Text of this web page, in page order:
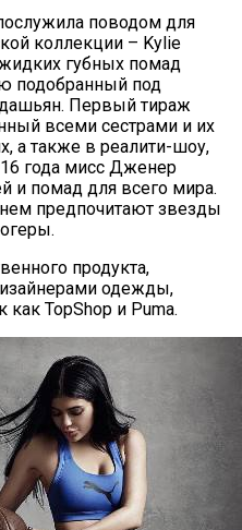
поводом для
коллекции – Kylie
губных помад
подобранный под
Первый тираж
всеми сестрами и их
а также в реалити-шоу,
года мисс Дженер
и помад для всего мира.
предпочитают звезды
продукта,
одежды,
как TopShop и Puma.